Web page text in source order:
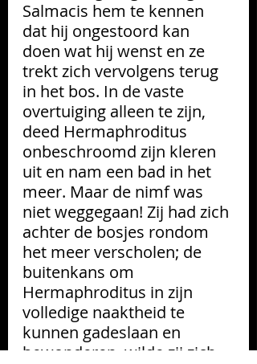
Salmacis hem te kennen
dat hij ongestoord kan
doen wat hij wenst en ze
trekt zich vervolgens terug
in het bos. In de vaste
overtuiging alleen te zijn,
deed Hermaphroditus
onbeschroomd zijn kleren
uit en nam een bad in het
meer. Maar de nimf was
niet weggegaan! Zij had zich
achter de bosjes rondom
het meer verscholen; de
buitenkans om
Hermaphroditus in zijn
volledige naaktheid te
kunnen gadeslaan en
bewonderen, wilde zij zich